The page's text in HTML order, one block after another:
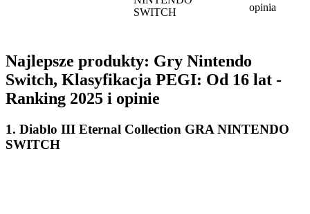
SWITCH
opinia
Najlepsze produkty: Gry Nintendo
Switch, Klasyfikacja PEGI: Od 16 lat -
Ranking 2025 i opinie
1. Diablo III Eternal Collection GRA NINTENDO
SWITCH